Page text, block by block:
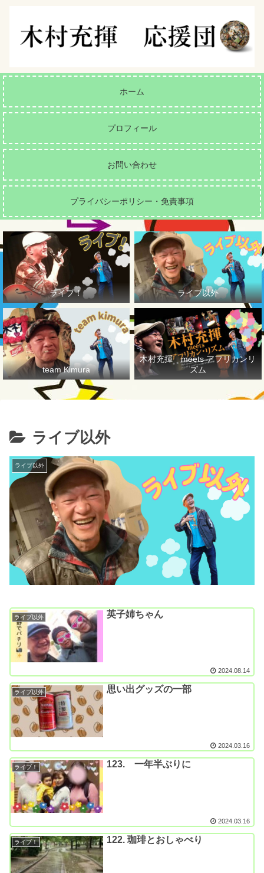
ホーム
プロフィール
お問い合わせ
プライバシーポリシー・免責事項
ライブ！ ライブ以外
team Kimura
木村充揮 meets アフリカンリ
ズム
ライブ以外
ライブ以外
ライブ以外 英子姉ちゃん
2024.08.14
ライブ以外 思い出グッズの一部
2024.03.16
ライブ！ 123. 一年半ぶりに
2024.03.16
ライブ！ 122. 珈琲とおしゃべり